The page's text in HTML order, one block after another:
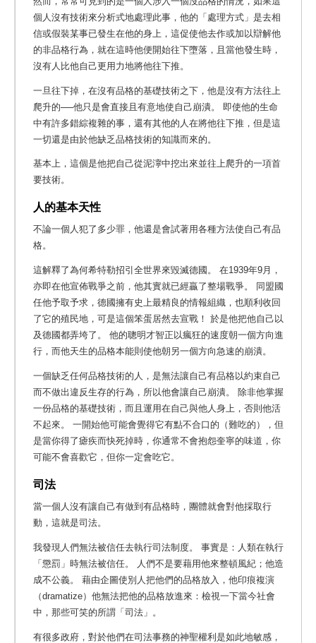
個人沒有技術來分析式地處理此事，他的「處理方式」是去相
信或假裝某事已發生在他的身上，這促使他去作或加以辯解他
的非品格行為，就在這時他便開始往下墮落，且當他發生時，
沒有人比他自己更用力地將他往下推。
一旦往下掉，在沒有品格的基礎技術之下，他是沒有方法往上
爬升的──他只是會直接且有意地使自己崩潰。 即使他的生命
中有許多錯綜複雜的事，還有其他的人在將他往下推，但是這
一切還是由於他缺乏品格技術的知識而來的。
基本上，這個是他把自己從泥濘中挖出來並往上爬升的一項首
要技術。
人的基本天性
不論一個人犯了多少罪，他還是會試著用各種方法使自己有品
格。
這解釋了為何希特勒招引全世界來毀滅德國。 在1939年9月，
亦即在他宣佈戰爭之前，他其實就已經贏了整場戰爭。 同盟國
任他予取予求，德國擁有史上最精良的情報組織，也順利收回
了它的殖民地，可是這個笨蛋居然去宣戰！ 於是他把他自己以
及德國都弄垮了。 他的聰明才智正以瘋狂的速度朝一個方向進
行，而他天生的品格本能則使他朝另一個方向急速的崩潰。
一個缺乏任何品格技術的人，是無法讓自己有品格以約束自己
而不做出違反生存的行為，所以他會讓自己崩潰。 除非他掌握
一份品格的基礎技術，而且運用在自己與他人身上，否則他活
不起來。 一開始他可能會覺得它有點不合口的（難吃的），但
是當你得了瘧疾而快死掉時，你通常不會抱怨奎寧的味道，你
可能不會喜歡它，但你一定會吃它。
司法
當一個人沒有讓自己有做到有品格時，團體就會對他採取行
動，這就是司法。
我發現人們無法被信任去執行司法制度。 事實是：人類在執行
「懲罰」時無法被信任。 人們不是要藉用他來整頓風紀；他造
成不公義。 藉由企圖使別人把他們的品格放入，他印痕複演
（dramatize）他無法把他的品格放進來：檢視一下當今社會
中，那些可笑的所謂「司法」。
有很多政府，對於他們在司法事務的神聖權利是如此地敏感，